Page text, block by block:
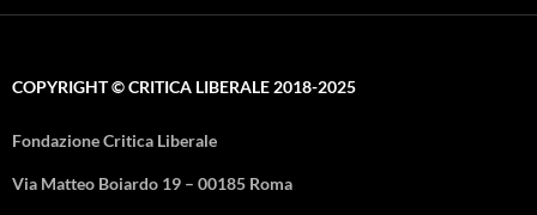
COPYRIGHT © CRITICA LIBERALE 2018-2025
Fondazione Critica Liberale
Via Matteo Boiardo 19 – 00185 Roma